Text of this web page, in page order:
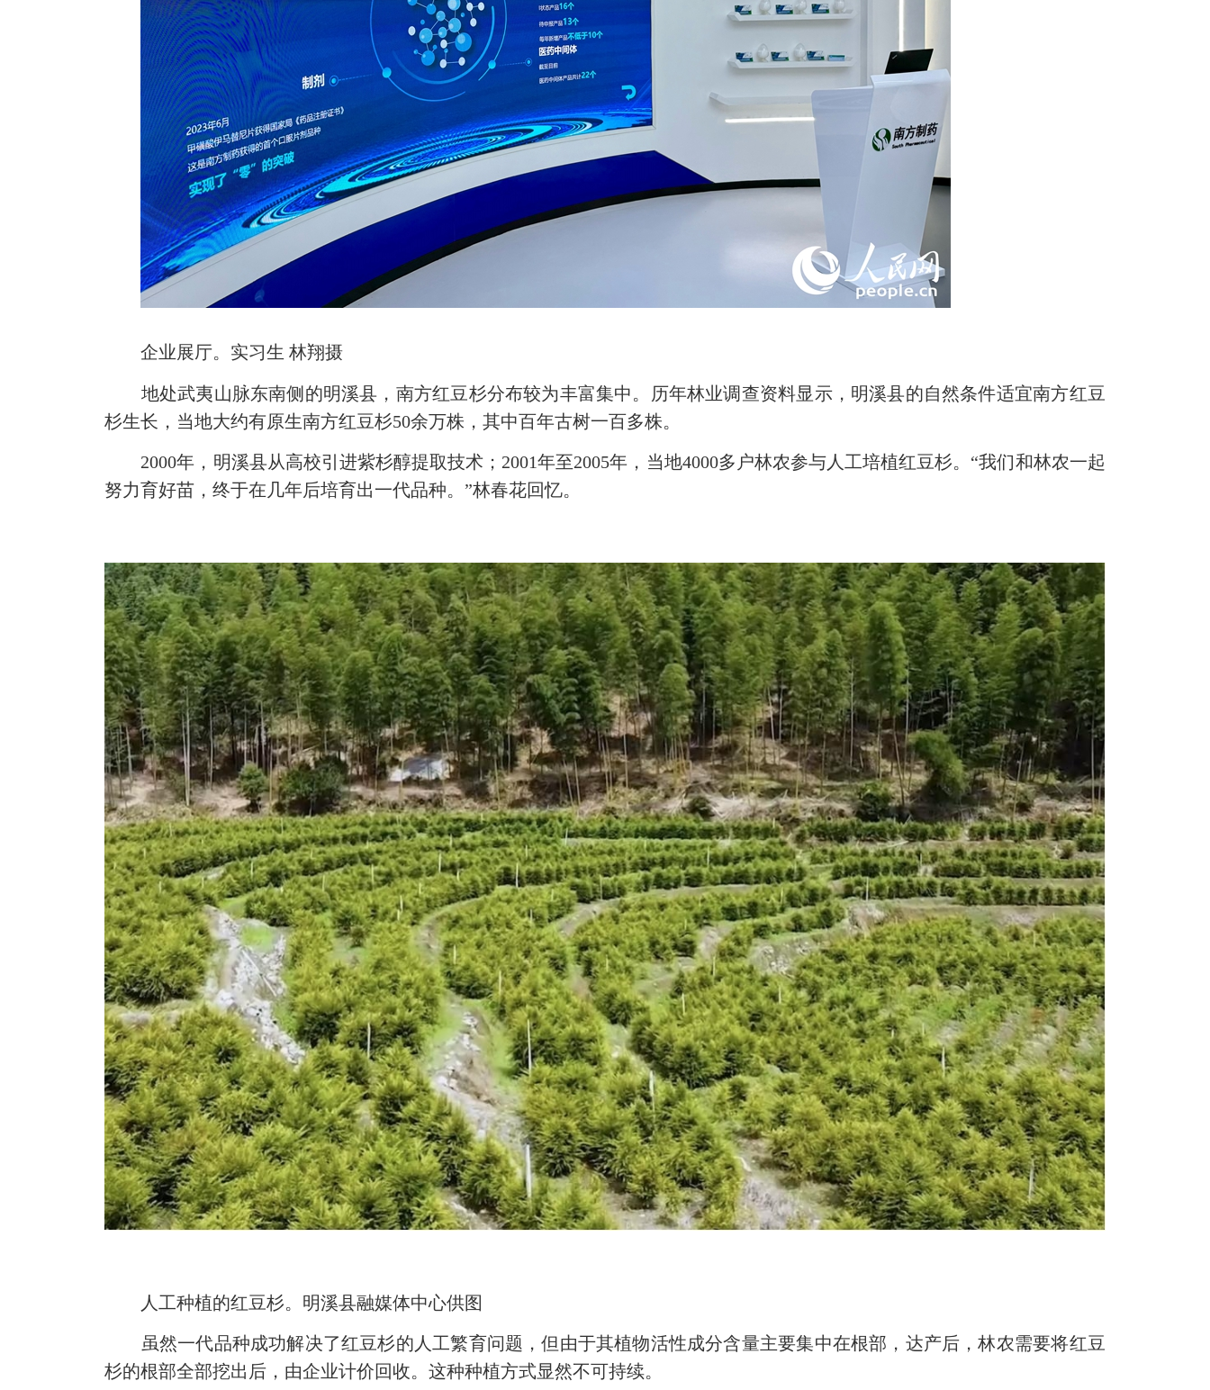
企业展厅。实习生 林翔摄
地处武夷山脉东南侧的明溪县，南方红豆杉分布较为丰富集中。历年林业调查资料显示，明溪县的自然条件适宜南方红豆
杉生长，当地大约有原生南方红豆杉50余万株，其中百年古树一百多株。
2000年，明溪县从高校引进紫杉醇提取技术；2001年至2005年，当地4000多户林农参与人工培植红豆杉。“我们和林农一起
努力育好苗，终于在几年后培育出一代品种。”林春花回忆。
人工种植的红豆杉。明溪县融媒体中心供图
虽然一代品种成功解决了红豆杉的人工繁育问题，但由于其植物活性成分含量主要集中在根部，达产后，林农需要将红豆
杉的根部全部挖出后，由企业计价回收。这种种植方式显然不可持续。